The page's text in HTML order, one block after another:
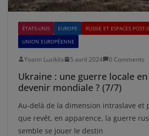
ÉTATS-UNIS EUROPE
RUSSIE ET ESPACES
UNION EUROPÉENNE
Yoann Lusikila 5 avril 2024 0 Comments
Ukraine : une guerre locale
devenir mondiale ? (7/7)
Au-delà de la dimension intraslave et
que revêt, en apparence, la guerre
semble se jouer le destin